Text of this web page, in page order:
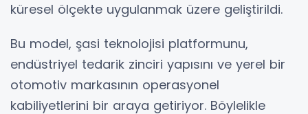
küresel ölçekte uygulanmak üzere geliştirildi.
Bu model, şasi teknolojisi platformunu,
endüstriyel tedarik zinciri yapısını ve yerel bir
otomotiv markasının operasyonel
kabiliyetlerini bir araya getiriyor. Böylelikle